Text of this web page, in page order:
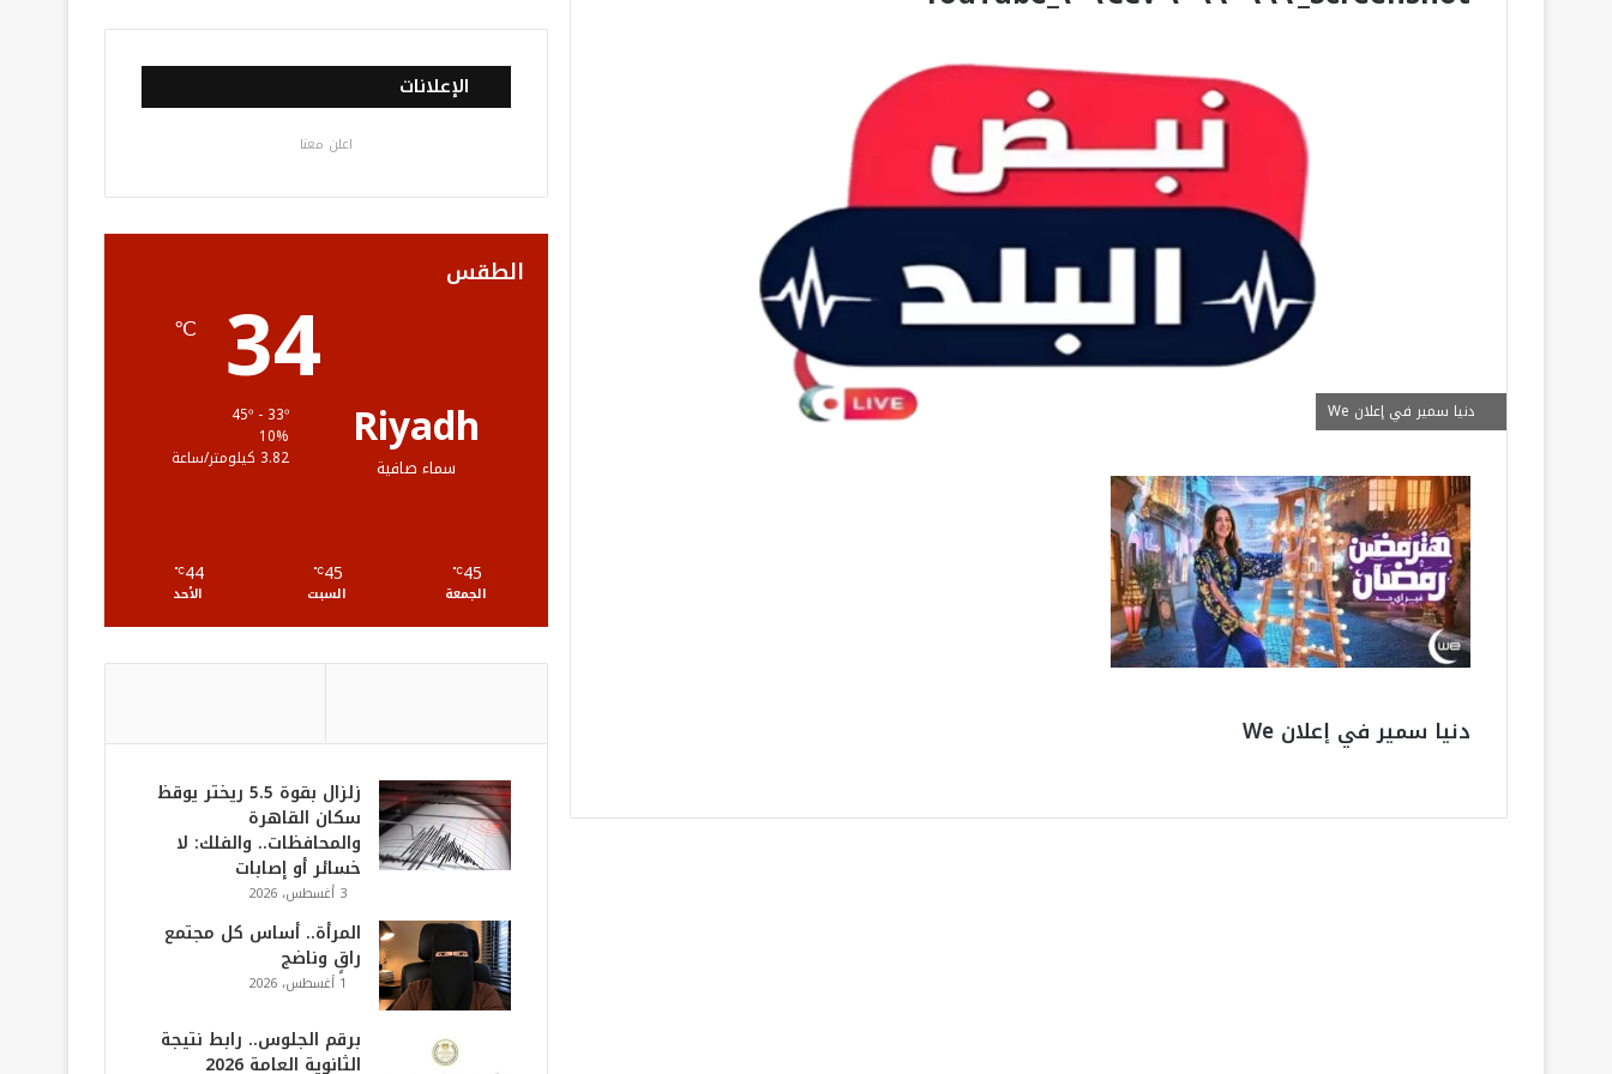
دنيا سمير في إعلان We
دنيا سمير في إعلان We
س
ب
ك
ي
ت
ت
ي
و
ب
س
ت
ر
خ
ص
ل
ق
R
الإعلانات
اعلن معنا
الطقس
Riyadh
سماء صافية
34
℃
10%
3.82 كيلومتر/ساعة
45
℃
الجمعة
45
℃
السبت
44
℃
الأحد
زلزال بقوة 5.5 ريختر يوقظ
سكان القاهرة
والمحافظات.. والفلك: لا
خسائر أو إصابات
3 أغسطس، 2026
المرأة.. أساس كل مجتمع
راقٍ وناضج
1 أغسطس، 2026
برقم الجلوس.. رابط نتيجة
الثانوية العامة 2026